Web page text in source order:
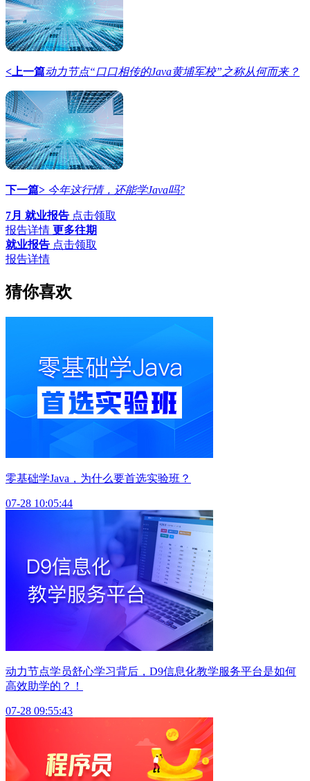
<上一篇​动力节点“口口相传的Java黄埔军校”之称从何而来？
下一篇> 今年这行情，还能学Java吗?
7月 就业报告 点击领取
报告详情 更多往期
就业报告 点击领取
报告详情
猜你喜欢
零基础学Java，为什么要首选实验班？
07-28 10:05:44
动力节点学员舒心学习背后，D9信息化教学服务平台是如何
高效助学的？！
07-28 09:55:43